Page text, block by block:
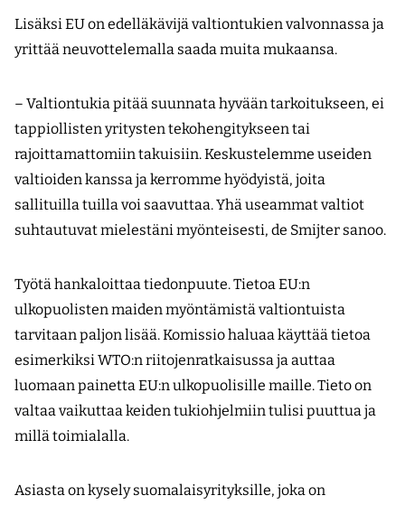
Lisäksi EU on edelläkävijä valtiontukien valvonnassa ja
yrittää neuvottelemalla saada muita mukaansa.
– Valtiontukia pitää suunnata hyvään tarkoitukseen, ei
tappiollisten yritysten tekohengitykseen tai
rajoittamattomiin takuisiin. Keskustelemme useiden
valtioiden kanssa ja kerromme hyödyistä, joita
sallituilla tuilla voi saavuttaa. Yhä useammat valtiot
suhtautuvat mielestäni myönteisesti, de Smijter sanoo.
Työtä hankaloittaa tiedonpuute. Tietoa EU:n
ulkopuolisten maiden myöntämistä valtiontuista
tarvitaan paljon lisää. Komissio haluaa käyttää tietoa
esimerkiksi WTO:n riitojenratkaisussa ja auttaa
luomaan painetta EU:n ulkopuolisille maille. Tieto on
valtaa vaikuttaa keiden tukiohjelmiin tulisi puuttua ja
millä toimialalla.
Asiasta on kysely suomalaisyrityksille, joka on